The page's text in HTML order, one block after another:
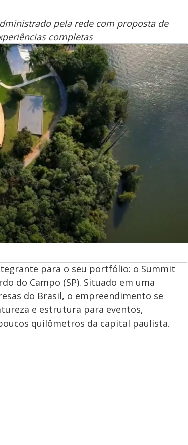
pela rede com proposta de
completas
para o seu portfólio: o Summit
do Campo (SP). Situado em uma
do Brasil, o empreendimento se
e estrutura para eventos,
quilômetros da capital paulista.